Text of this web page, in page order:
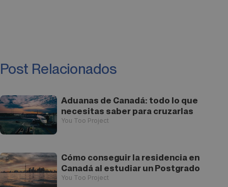
Post Relacionados
Aduanas de Canadá: todo lo que
necesitas saber para cruzarlas
You Too Project
Cómo conseguir la residencia en
Canadá al estudiar un Postgrado
You Too Project